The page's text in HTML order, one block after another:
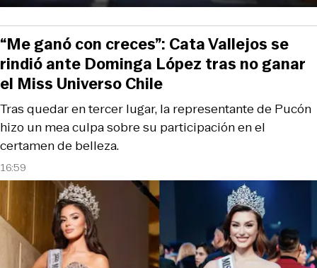
16:59
Tras quedar en tercer lugar, la representante de Pucón
hizo un mea culpa sobre su participación en el
certamen de belleza.
“Me ganó con creces”: Cata Vallejos se
rindió ante Dominga López tras no ganar
el Miss Universo Chile